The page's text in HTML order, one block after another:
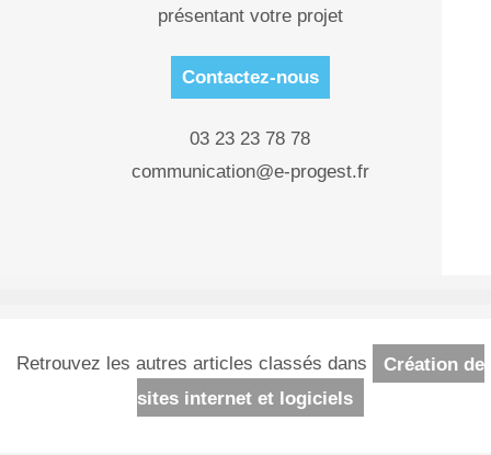
présentant votre projet
Contactez-nous
03 23 23 78 78
communication@e-progest.fr
Retrouvez les autres articles classés dans
Création de
sites internet et logiciels